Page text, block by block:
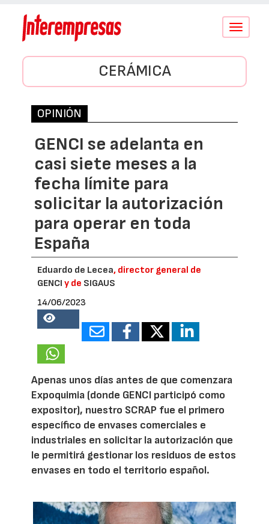
Conmutar
CERÁMICA
OPINIÓN
GENCI se adelanta en
casi siete meses a la
fecha límite para
solicitar la autorización
para operar en toda
España
Eduardo de Lecea, director general de
GENCI y de SIGAUS
14/06/2023
98093
Apenas unos días antes de que comenzara
Expoquimia (donde GENCI participó como
expositor), nuestro SCRAP fue el primero
específico de envases comerciales e
industriales en solicitar la autorización que
le permitirá gestionar los residuos de estos
envases en todo el territorio español.